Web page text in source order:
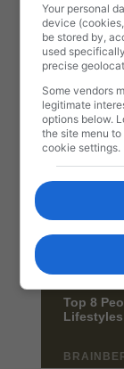
Your personal
device
be stored by,
used
precise
Some vendors
legitimate
options below.
the site menu
cookie settings.